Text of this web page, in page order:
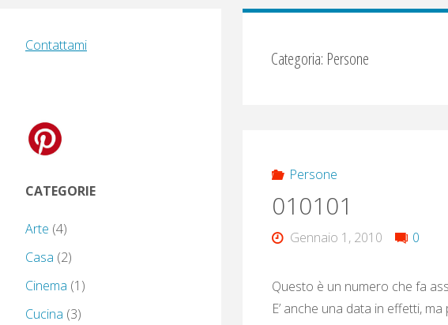
Categoria: Persone
Persone
010101
Gennaio 1, 2010 0
Questo è un numero che fa
E’ anche una data in effetti,
Contattami
CATEGORIE
Arte (4)
Casa (2)
Cinema (1)
Cucina (3)